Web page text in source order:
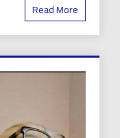
Read More